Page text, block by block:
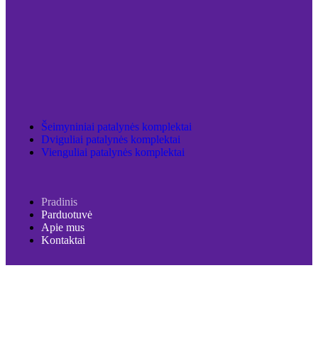
Šeimyniniai patalynės komplektai
Dviguliai patalynės komplektai
Vienguliai patalynės komplektai
Pradinis
Parduotuvė
Apie mus
Kontaktai